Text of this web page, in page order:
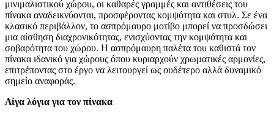
μινιμαλιστικού χώρου, οι καθαρές γραμμές και αντιθέσεις του
πίνακα αναδεικνύονται, προσφέροντας κομψότητα και στυλ. Σε ένα
κλασικό περιβάλλον, το ασπρόμαυρο μοτίβο μπορεί να προσδώσει
μια αίσθηση διαχρονικότητας, ενισχύοντας την κομψότητα και
σοβαρότητα του χώρου. Η ασπρόμαυρη παλέτα του καθιστά τον
πίνακα ιδανικό για χώρους όπου κυριαρχούν χρωματικές αρμονίες,
επιτρέποντας στο έργο να λειτουργεί ως ουδέτερο αλλά δυναμικό
σημείο αναφοράς.
Λίγα λόγια για τον πίνακα